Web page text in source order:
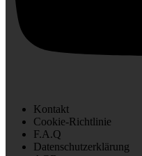
Kontakt
Cookie-Richtlinie
F.A.Q
Datenschutzerklärung